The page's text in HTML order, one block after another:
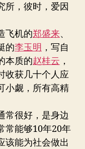
所，彼时，爱因
飞机的郑盛来、
的李玉明 ，写自
本质的赵桂云 ，
收获几十个人应
小觑，所有高精
常很好，是身边
常能够10年20年
该能为社会做出